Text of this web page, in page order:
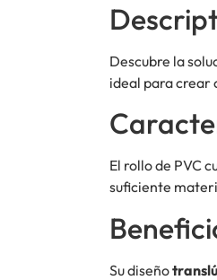
Descubre la
ideal para crear
El rollo de PVC
suficiente
Su diseño